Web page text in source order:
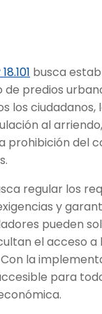
busca
predios
los
al
prohibición del
regular los
y
pueden
el acceso
la
para